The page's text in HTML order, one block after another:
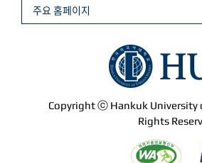
Copyright ⓒ Hankuk University
Rights
주요 홈페이지